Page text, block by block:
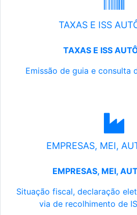
TAXAS E ISS
TAXAS E ISS
Emissão de guia e consulta
EMPRESAS, MEI,
EMPRESAS, MEI,
Situação fiscal, declaração
via de recolhimento de